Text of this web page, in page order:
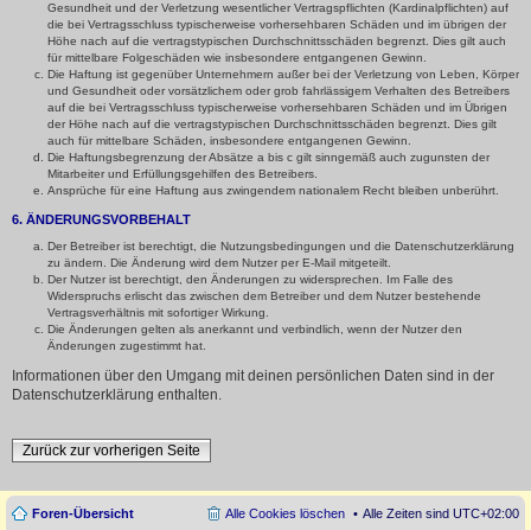
Gesundheit und der Verletzung wesentlicher Vertragspflichten (Kardinalpflichten) auf
die bei Vertragsschluss typischerweise vorhersehbaren Schäden und im übrigen der
Höhe nach auf die vertragstypischen Durchschnittsschäden begrenzt. Dies gilt auch
für mittelbare Folgeschäden wie insbesondere entgangenen Gewinn.
Die Haftung ist gegenüber Unternehmern außer bei der Verletzung von Leben, Körper
und Gesundheit oder vorsätzlichem oder grob fahrlässigem Verhalten des Betreibers
auf die bei Vertragsschluss typischerweise vorhersehbaren Schäden und im Übrigen
der Höhe nach auf die vertragstypischen Durchschnittsschäden begrenzt. Dies gilt
auch für mittelbare Schäden, insbesondere entgangenen Gewinn.
Die Haftungsbegrenzung der Absätze a bis c gilt sinngemäß auch zugunsten der
Mitarbeiter und Erfüllungsgehilfen des Betreibers.
Ansprüche für eine Haftung aus zwingendem nationalem Recht bleiben unberührt.
6. ÄNDERUNGSVORBEHALT
Der Betreiber ist berechtigt, die Nutzungsbedingungen und die Datenschutzerklärung
zu ändern. Die Änderung wird dem Nutzer per E-Mail mitgeteilt.
Der Nutzer ist berechtigt, den Änderungen zu widersprechen. Im Falle des
Widerspruchs erlischt das zwischen dem Betreiber und dem Nutzer bestehende
Vertragsverhältnis mit sofortiger Wirkung.
Die Änderungen gelten als anerkannt und verbindlich, wenn der Nutzer den
Änderungen zugestimmt hat.
Informationen über den Umgang mit deinen persönlichen Daten sind in der
Datenschutzerklärung enthalten.
Zurück zur vorherigen Seite
Foren-Übersicht Alle Zeiten sind UTC+02:00
Alle Cookies löschen